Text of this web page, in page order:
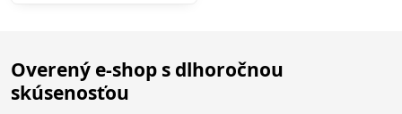
Overený e-shop s dlhoročnou
skúsenosťou